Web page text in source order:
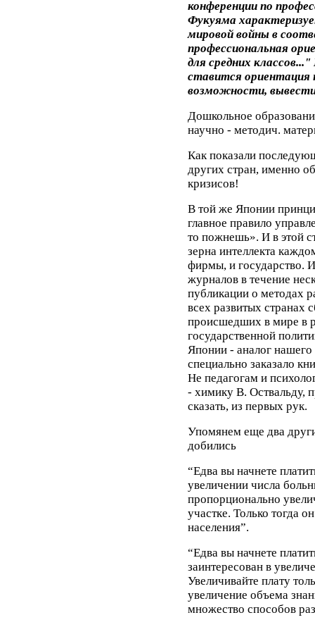
конференции по
Фукуяма
мировой войны в
профессиональная
для средних
ставится ориентация
возможности,
Дошкольное
научно - методич.
Как показали
других стран, именно
кризисов!
В той же Японии
главное правило
то пожнешь». И в этой
зерна интеллекта
фирмы, и государство.
журналов в течение
публикации о методах
всех развитых странах
происшедших в мире в
государственной
Японии - аналог
специально заказало
Не педагогам и
- химику В. Оствальду,
сказать, из первых рук.
Упомянем еще два
добились
“Едва вы начнете
увеличении числа
пропорционально
участке. Только тогда
населения”.
“Едва вы начнете
заинтересован в
Увеличивайте плату
увеличение объема
множество способов